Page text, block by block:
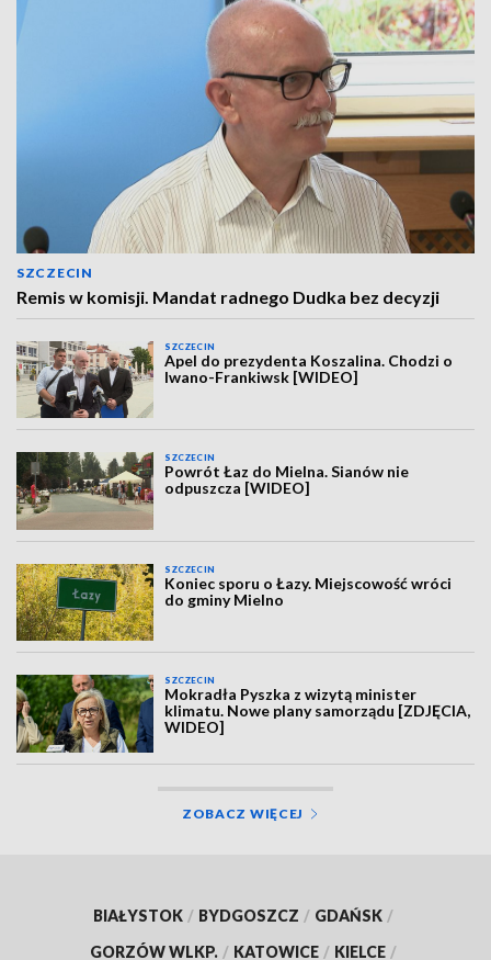
SZCZECIN
Remis w komisji. Mandat radnego Dudka bez decyzji
SZCZECIN
Apel do prezydenta Koszalina. Chodzi o
Iwano-Frankiwsk [WIDEO]
SZCZECIN
Powrót Łaz do Mielna. Sianów nie
odpuszcza [WIDEO]
SZCZECIN
Koniec sporu o Łazy. Miejscowość wróci
do gminy Mielno
SZCZECIN
Mokradła Pyszka z wizytą minister
klimatu. Nowe plany samorządu [ZDJĘCIA,
WIDEO]
ZOBACZ WIĘCEJ
BIAŁYSTOK / BYDGOSZCZ / GDAŃSK /
GORZÓW WLKP. / KATOWICE / KIELCE /